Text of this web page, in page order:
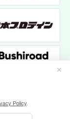
Policy.
✕